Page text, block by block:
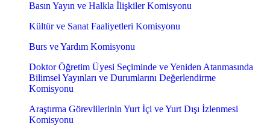
Basın Yayın ve Halkla İlişkiler Komisyonu
Kültür ve Sanat Faaliyetleri Komisyonu
Burs ve Yardım Komisyonu
Doktor Öğretim Üyesi Seçiminde ve Yeniden Atanmasında
Bilimsel Yayınları ve Durumlarını Değerlendirme
Komisyonu
Araştırma Görevlilerinin Yurt İçi ve Yurt Dışı İzlenmesi
Komisyonu